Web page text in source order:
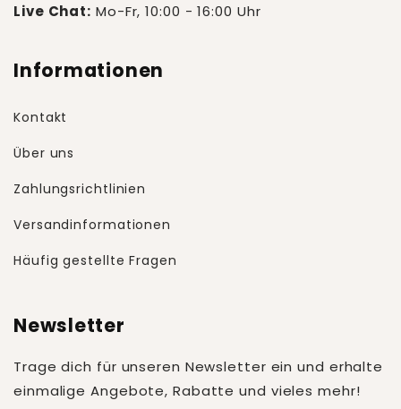
Live Chat: Mo-Fr, 10:00 - 16:00 Uhr
Informationen
Kontakt
Über uns
Zahlungsrichtlinien
Versandinformationen
Häufig gestellte Fragen
Newsletter
Trage dich für unseren Newsletter ein und erhalte
einmalige Angebote, Rabatte und vieles mehr!